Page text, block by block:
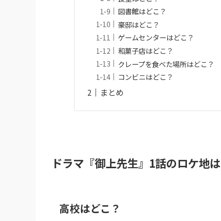
図書館はどこ？
豪邸はどこ？
ゲームセンターはどこ？
和菓子店はどこ？
クレープを食べた場所はどこ？
コンビニはどこ？
まとめ
ドラマ『御上先生』1話のロケ地
高校はどこ？